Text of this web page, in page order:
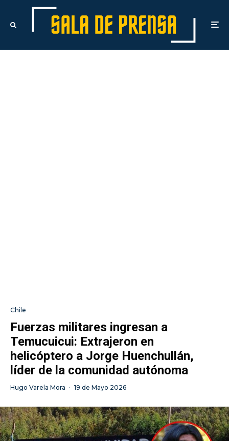
Chile
Fuerzas militares ingresan a
Temucuicui: Extrajeron en
helicóptero a Jorge Huenchullán,
líder de la comunidad autónoma
Hugo Varela Mora · 19 de Mayo 2026